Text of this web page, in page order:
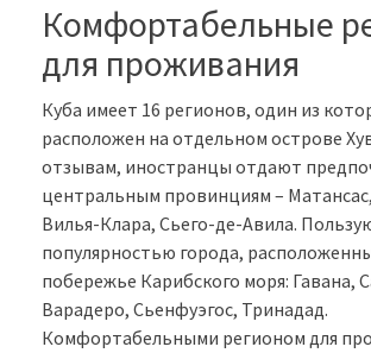
Комфортабельные
для проживания
Куба имеет 16 регионов, один из
расположен на отдельном острове
отзывам, иностранцы отдают
центральным провинциям –
Вилья-Клара, Сьего-де-Авила.
популярностью города,
побережье Карибского моря: Гавана,
Варадеро, Сьенфуэгос, Тринадад.
Комфортабельными регионом для